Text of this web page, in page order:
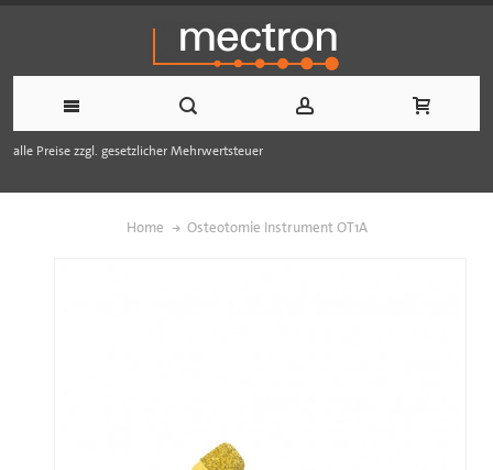
alle Preise zzgl. gesetzlicher Mehrwertsteuer
Home Osteotomie Instrument OT1A